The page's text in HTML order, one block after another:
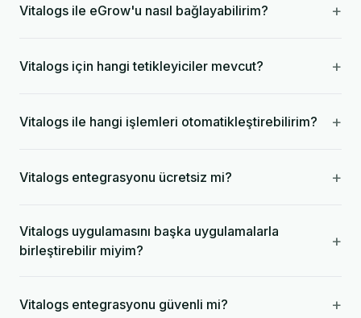
Vitalogs ile eGrow'u nasıl bağlayabilirim? +
Vitalogs için hangi tetikleyiciler mevcut? +
Vitalogs ile hangi işlemleri otomatikleştirebilirim? +
Vitalogs entegrasyonu ücretsiz mi? +
Vitalogs uygulamasını başka uygulamalarla
birleştirebilir miyim?
+
Vitalogs entegrasyonu güvenli mi? +